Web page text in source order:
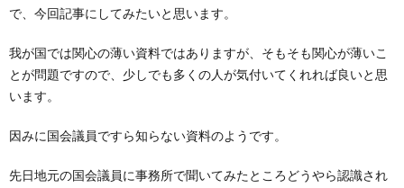
で、今回記事にしてみたいと思います。
我が国では関心の薄い資料ではありますが、そもそも関心が薄いこ
とが問題ですので、少しでも多くの人が気付いてくれれば良いと思
います。
因みに国会議員ですら知らない資料のようです。
先日地元の国会議員に事務所で聞いてみたところどうやら認識され